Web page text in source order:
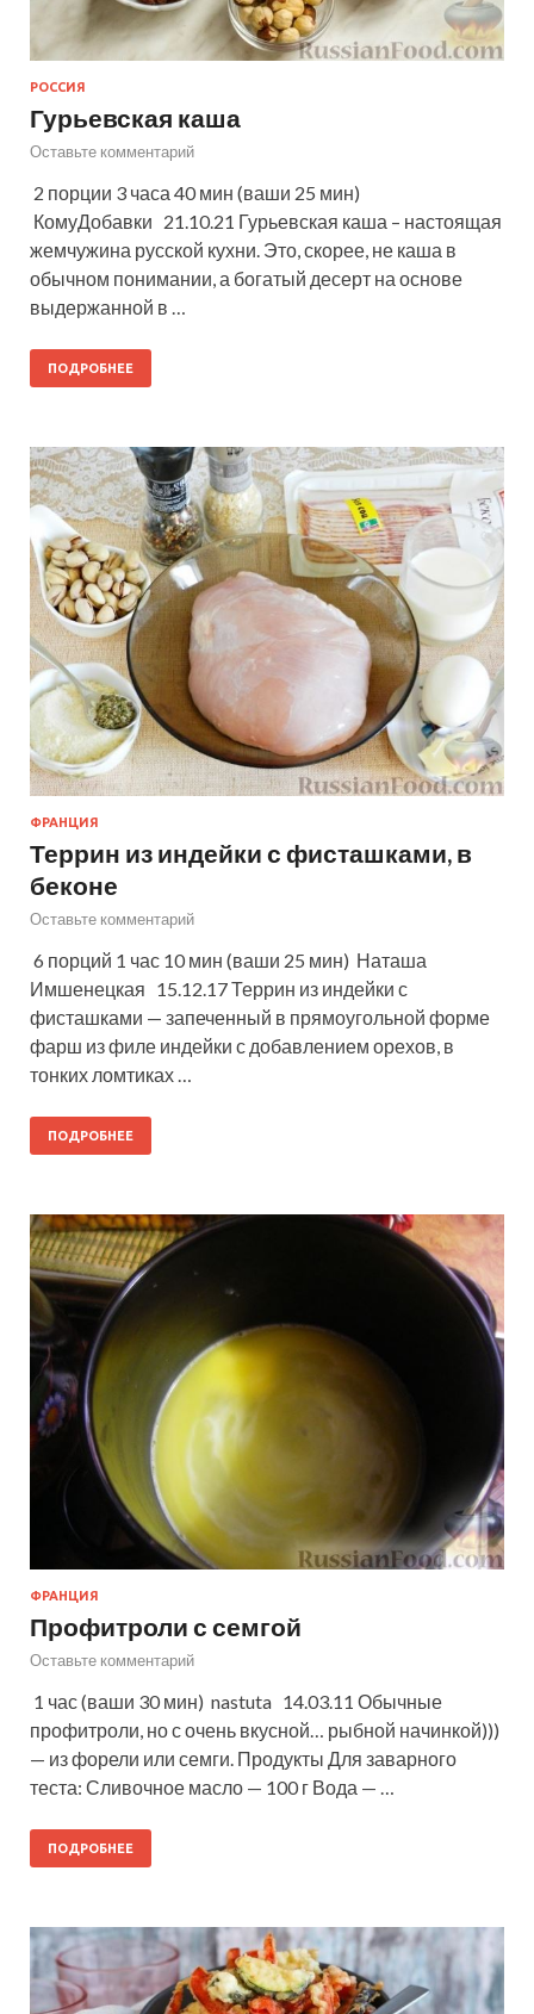
РОССИЯ
Гурьевская каша
Оставьте комментарий
2 порции 3 часа 40 мин (ваши 25 мин)
КомуДобавки 21.10.21 Гурьевская каша – настоящая
жемчужина русской кухни. Это, скорее, не каша в
обычном понимании, а богатый десерт на основе
выдержанной в …
ПОДРОБНЕЕ
ФРАНЦИЯ
Террин из индейки с фисташками, в
беконе
Оставьте комментарий
6 порций 1 час 10 мин (ваши 25 мин) Наташа
Имшенецкая 15.12.17 Террин из индейки с
фисташками — запеченный в прямоугольной форме
фарш из филе индейки с добавлением орехов, в
тонких ломтиках …
ПОДРОБНЕЕ
ФРАНЦИЯ
Профитроли с семгой
Оставьте комментарий
1 час (ваши 30 мин) nastuta 14.03.11 Обычные
профитроли, но с очень вкусной… рыбной начинкой)))
— из форели или семги. Продукты Для заварного
теста: Сливочное масло — 100 г Вода — …
ПОДРОБНЕЕ